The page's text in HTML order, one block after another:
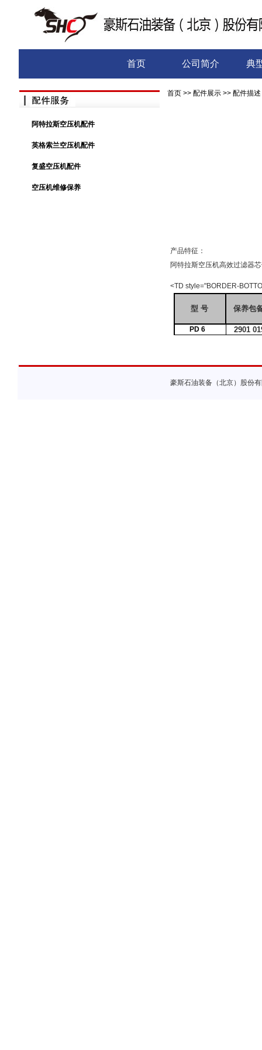
典
公司简介
首页
阿特拉斯空压机配件
英格索兰空压机配件
复盛空压机配件
空压机维修保养
首页 >> 配件展示 >> 配件描述
产品特征：
阿特拉斯空压机高效过滤器芯
<TD style="BORDER-
型 号 保养包
PD 6 2901
豪斯石油装备（北京）股